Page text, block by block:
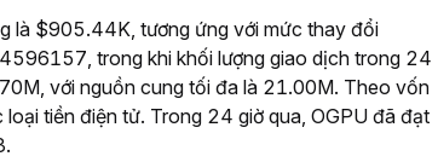
là $905.44K, tương ứng với mức thay đổi
trong khi khối lượng giao dịch trong 24
với nguồn cung tối đa là 21.00M. Theo vốn
tiền điện tử. Trong 24 giờ qua, OGPU đã đạt